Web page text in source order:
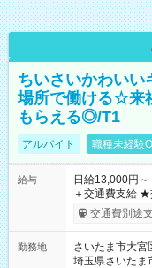
ちいさいかわいい
場所で働ける☆来
もらえる◎/T1
アルバイト 職種未経験
給与
日給13,000円～
＋交通費支給 ★交通費全額支給！ ┗案件により規定あり ★日払
いOK！（規定
ンビニATMから 日
交通費別途
勤務地
さいたま市大宮
埼玉県さいたま